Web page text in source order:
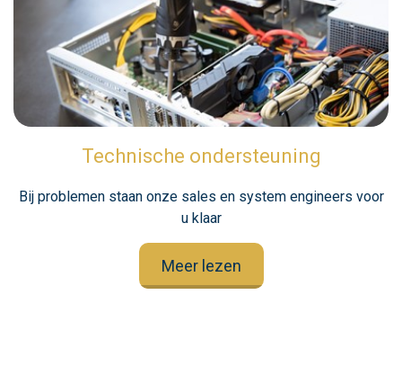
Technische ondersteuning
Bij problemen staan onze sales en system engineers voor
u klaar
Meer lezen